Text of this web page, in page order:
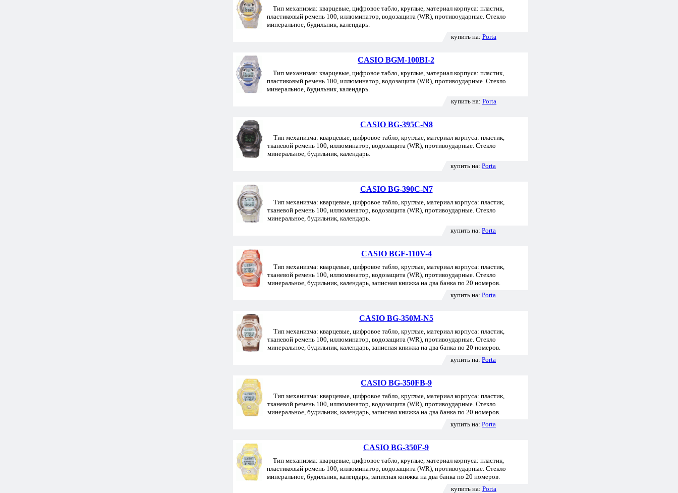
Тип механизма: кварцевые, цифровое табло, круглые, материал корпуса: пластик,
пластиковый ремень 100, иллюминатор, водозащита (WR), противоударные. Стекло
минеральное, будильник, календарь.
купить на: Porta
CASIO BGM-100BI-2
Тип механизма: кварцевые, цифровое табло, круглые, материал корпуса: пластик,
пластиковый ремень 100, иллюминатор, водозащита (WR), противоударные. Стекло
минеральное, будильник, календарь.
купить на: Porta
CASIO BG-395C-N8
Тип механизма: кварцевые, цифровое табло, круглые, материал корпуса: пластик,
тканевой ремень 100, иллюминатор, водозащита (WR), противоударные. Стекло
минеральное, будильник, календарь.
купить на: Porta
CASIO BG-390C-N7
Тип механизма: кварцевые, цифровое табло, круглые, материал корпуса: пластик,
тканевой ремень 100, иллюминатор, водозащита (WR), противоударные. Стекло
минеральное, будильник, календарь.
купить на: Porta
CASIO BGF-110V-4
Тип механизма: кварцевые, цифровое табло, круглые, материал корпуса: пластик,
тканевой ремень 100, иллюминатор, водозащита (WR), противоударные. Стекло
минеральное, будильник, календарь, записная книжка на два банка по 20 номеров.
купить на: Porta
CASIO BG-350M-N5
Тип механизма: кварцевые, цифровое табло, круглые, материал корпуса: пластик,
тканевой ремень 100, иллюминатор, водозащита (WR), противоударные. Стекло
минеральное, будильник, календарь, записная книжка на два банка по 20 номеров.
купить на: Porta
CASIO BG-350FB-9
Тип механизма: кварцевые, цифровое табло, круглые, материал корпуса: пластик,
тканевой ремень 100, иллюминатор, водозащита (WR), противоударные. Стекло
минеральное, будильник, календарь, записная книжка на два банка по 20 номеров.
купить на: Porta
CASIO BG-350F-9
Тип механизма: кварцевые, цифровое табло, круглые, материал корпуса: пластик,
пластиковый ремень 100, иллюминатор, водозащита (WR), противоударные. Стекло
минеральное, будильник, календарь, записная книжка на два банка по 20 номеров.
купить на: Porta